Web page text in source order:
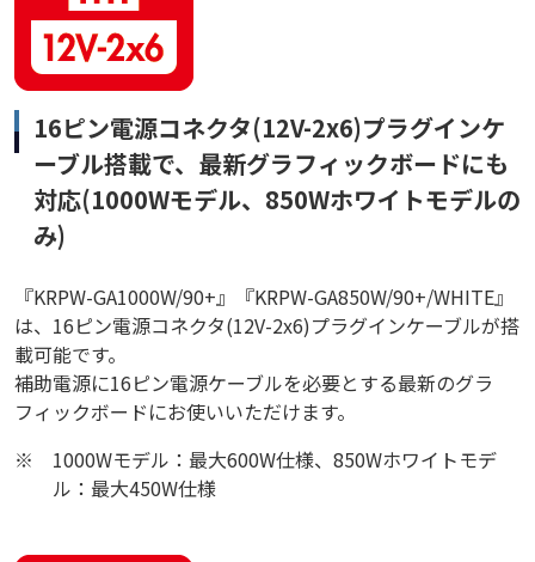
16ピン電源コネクタ(12V-2x6)プラグインケ
ーブル搭載で、最新グラフィックボードにも
対応(1000Wモデル、850Wホワイトモデルの
み)
『KRPW-GA1000W/90+』『KRPW-GA850W/90+/WHITE』
は、16ピン電源コネクタ(12V-2x6)プラグインケーブルが搭
載可能です。
補助電源に16ピン電源ケーブルを必要とする最新のグラ
フィックボードにお使いいただけます。
※
1000Wモデル：最大600W仕様、850Wホワイトモデ
ル：最大450W仕様